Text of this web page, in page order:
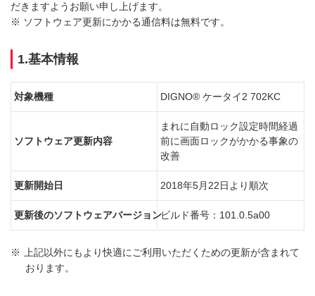
だきますようお願い申し上げます。
※ ソフトウェア更新にかかる通信料は無料です。
1.基本情報
対象機種 DIGNO® ケータイ2 702KC
ソフトウェア更新内容
まれに自動ロック設定時間経過
前に画面ロックがかかる事象の
改善
更新開始日 2018年5月22日より順次
更新後のソフトウェアバージョンビルド番号：101.0.5a00
※
上記以外にもより快適にご利用いただくための更新が含まれて
おります。